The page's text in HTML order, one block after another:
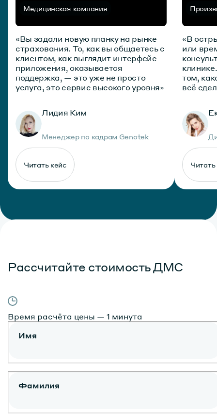
Медицинская компания
«Вы задали новую планку на рынке
страхования. То, как вы общаетесь с
клиентом, как выглядит интерфейс
приложения, оказывается
поддержка, — это уже не просто
услуга, это сервис высокого уровня»
Лидия Ким
Менеджер по кадрам Genotek
Читать кейс
«В
или
том,
всё
Рассчитайте стоимость ДМС
Время расчёта цены — 1 минута
Имя
Фамилия